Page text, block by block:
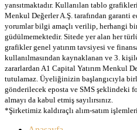
yansıtmaktadır. Kullanılan tablo
Menkul Değerler A.Ş. tarafından garanti
yorumlar bilgi amaçlı verilip, herhangi bir
güdülmemektedir. Sitede yer alan her
grafikler genel yatırım tavsiyesi ve
kullanılmasından kaynaklanan ve 3.
zararlardan A1 Capital Yatırım Menkul
tutulamaz. Üyeliğinizin başlangıcıyla
gönderilecek eposta ve SMS şeklindeki
almayı da kabul etmiş sayılırsınız.
*Şirketimiz kaldıraçlı alım-satım